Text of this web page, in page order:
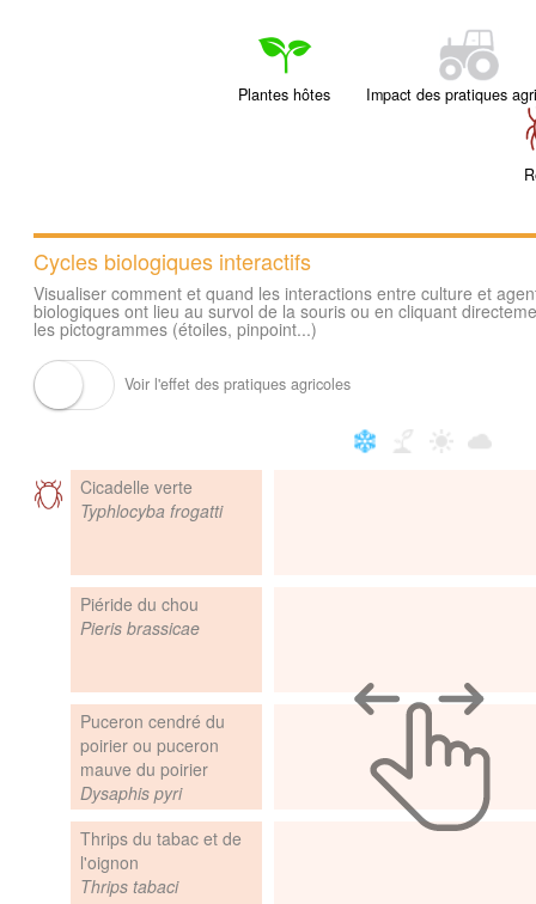
Impact des pratiques
Plantes hôtes
Cycles biologiques interactifs
Visualiser comment et quand les interactions entre culture et
biologiques ont lieu au survol de la souris ou en cliquant
les pictogrammes (étoiles, pinpoint...)
Voir l'effet des pratiques agricoles
Cicadelle verte
Typhlocyba frogatti
Piéride du chou
Pieris brassicae
Puceron cendré du
poirier ou puceron
mauve du poirier
Dysaphis pyri
Thrips du tabac et de
l'oignon
Thrips tabaci